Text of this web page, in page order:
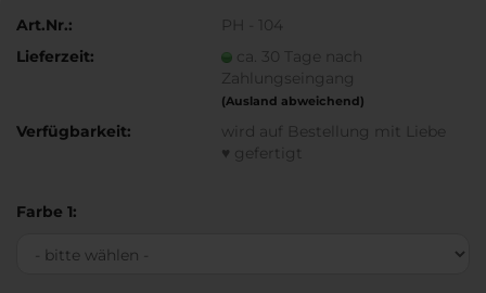
Art.Nr.:
PH - 104
Lieferzeit:
ca. 30 Tage nach
Zahlungseingang
(Ausland abweichend)
Verfügbarkeit:
wird auf Bestellung mit Liebe
♥ gefertigt
Farbe 1: